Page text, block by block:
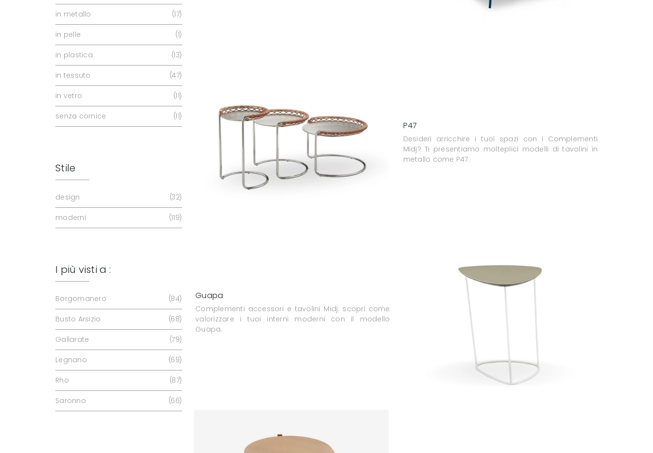
P47
Desideri arricchire i tuoi spazi con i Complementi
Midj? Ti presentiamo molteplici modelli di tavolini in
metallo come P47.
Guapa
Complementi accessori e tavolini Midj: scopri come
valorizzare i tuoi interni moderni con il modello
Guapa.
in metallo 17
in pelle 1
in plastica 13
in tessuto 47
in vetro 11
senza cornice 11
Stile
design 32
moderni 119
I più visti a :
Borgomanero 84
Busto Arsizio 68
Gallarate 79
Legnano 69
Rho 87
Saronno 66